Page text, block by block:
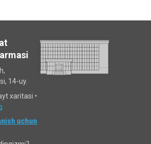
14-uy.
xaritasi •
uchun